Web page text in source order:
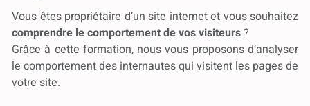
Vous êtes propriétaire d’un site internet et vous souhaitez
comprendre le comportement de vos visiteurs?
Grâce à cette formation, nous vous proposons d’analyser
le comportement des internautes qui visitent les pages de
votre site.